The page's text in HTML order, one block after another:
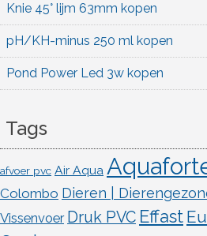
Knie 45° lijm 63mm kopen
pH/KH-minus 250 ml kopen
Pond Power Led 3w kopen
Tags
afvoer pvc Air Aqua
Colombo Dieren |
Vissenvoer Druk PVC Effast